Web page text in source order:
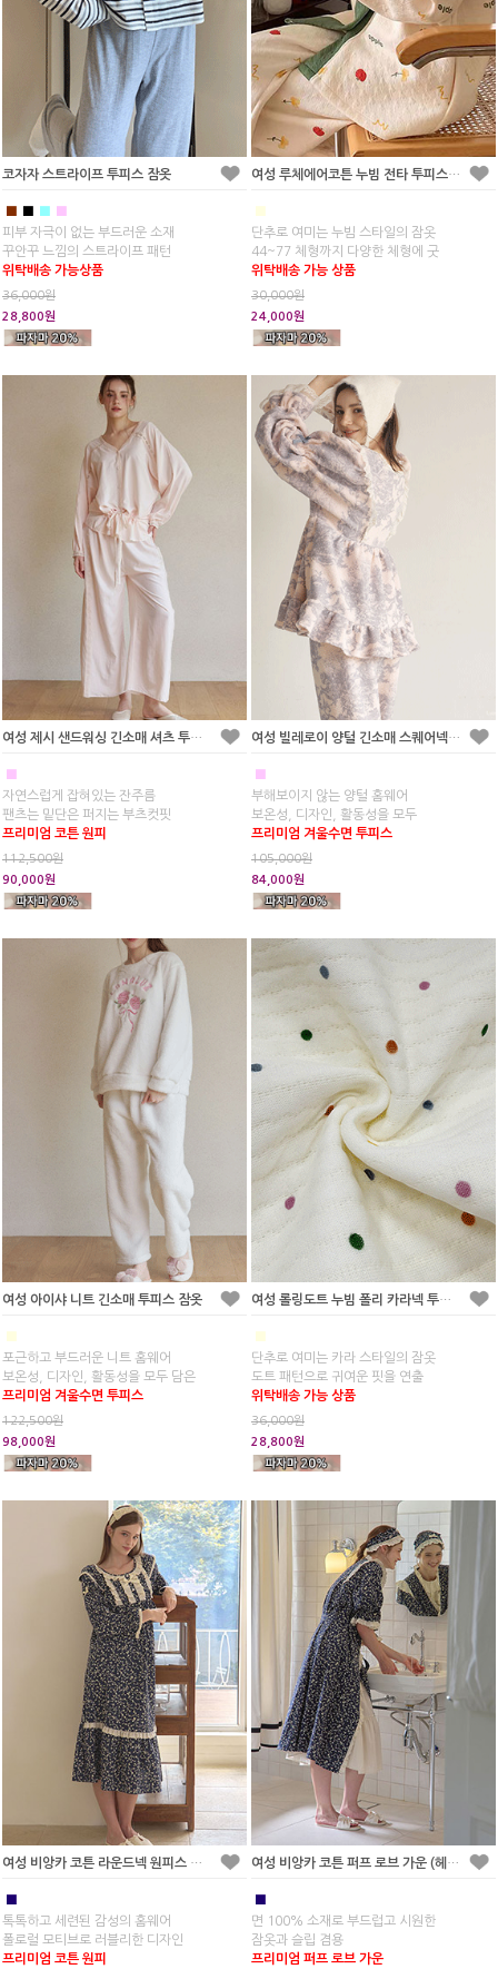
코자자 스트라이프 투피스 잠옷
■ ■ ■ ■
피부 자극이 없는 부드러운 소재
꾸안꾸 느낌의 스트라이프 패턴
위탁배송 가능상품
36,000원
28,800원
여성 루체에어코튼 누빔 전타 투피스 잠옷
■
단추로 여미는 누빔 스타일의 잠옷
44~77 체형까지 다양한 체형에 굿
위탁배송 가능 상품
30,000원
24,000원
여성 제시 샌드워싱 긴소매 셔츠 투피스 잠옷
■
자연스럽게 잡혀있는 잔주름
팬츠는 밑단은 퍼지는 부츠컷핏
프리미엄 코튼 원피
112,500원
90,000원
여성 빌레로이 양털 긴소매 스퀘어넥 투피스 잠옷
■
부해보이지 않는 양털 홈웨어
보온성, 디자인, 활동성을 모두
프리미엄 겨울수면 투피스
105,000원
84,000원
여성 아이샤 니트 긴소매 투피스 잠옷
포근하고 부드러운 니트 홈웨어
보온성, 디자인, 활동성을 모두 담은
프리미엄 겨울수면 투피스
122,500원
98,000원
여성 롤링도트 누빔 폴리 카라넥 투피스 잠옷
단추로 여미는 카라 스타일의 잠옷
도트 패턴으로 귀여운 핏을 연출
위탁배송 가능 상품
36,000원
28,800원
여성 비앙카 코튼 라운드넥 원피스 잠옷
■
톡톡하고 세련된 감성의 홈웨어
폴로럴 모티브로 러블리한 디자인
프리미엄 코튼 원피
여성 비앙카 코튼 퍼프 로브 가운 (헤어밴드포함)
■
면 100% 소재로 부드럽고 시원한
잠옷과 슬립 겸용
프리미엄 퍼프 로브 가운